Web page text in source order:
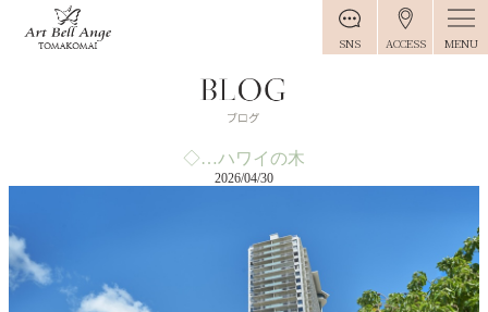
SNS ACCESS MENU
◇…ハワイの木
2026/04/30